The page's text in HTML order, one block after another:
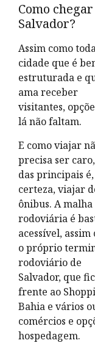
Como
Salvador?
Assim como
cidade que é
estruturada e
ama receber
visitantes,
lá não faltam.
E como viajar
precisa ser
das principais
certeza, viajar
ônibus. A malha
rodoviária é
acessível, assim
o próprio
rodoviário de
Salvador, que
frente ao
Bahia e vários
comércios e
hospedagem.